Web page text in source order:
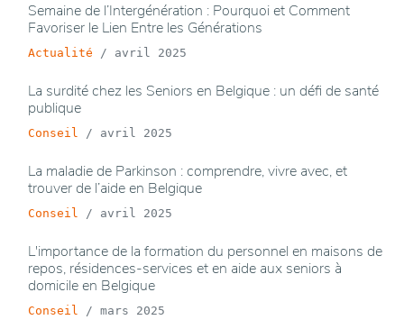
Semaine de l’Intergénération : Pourquoi et Comment
Favoriser le Lien Entre les Générations
Actualité / avril 2025
La surdité chez les Seniors en Belgique : un défi de santé
publique
Conseil / avril 2025
La maladie de Parkinson : comprendre, vivre avec, et
trouver de l’aide en Belgique
Conseil / avril 2025
L'importance de la formation du personnel en maisons de
repos, résidences-services et en aide aux seniors à
domicile en Belgique
Conseil / mars 2025